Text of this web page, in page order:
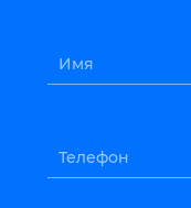
Имя
Телефон